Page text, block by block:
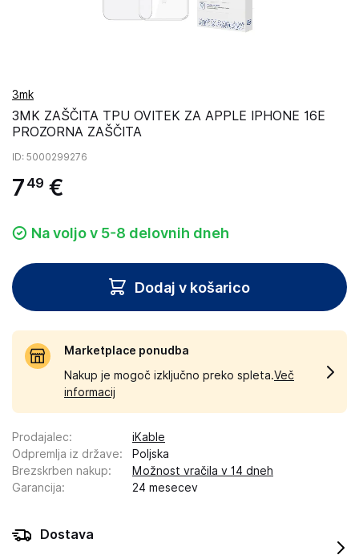
3mk
3MK ZAŠČITA TPU OVITEK ZA APPLE IPHONE 16E
PROZORNA ZAŠČITA
ID: 5000299276
7 49 €
Na voljo v 5-8 delovnih dneh
Dodaj v košarico
Marketplace ponudba
Nakup je mogoč izključno preko spleta.Več
informacij
Prodajalec:
iKable
Odpremlja iz države:
Poljska
Brezskrben nakup:
Možnost vračila v 14 dneh
Garancija: 24 mesecev
Dostava